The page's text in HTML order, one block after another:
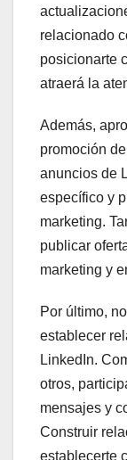
relacionado
posicionarte
atraerá la
Además,
promoción
anuncios de
específico y
marketing.
publicar
marketing y
Por último,
establecer
LinkedIn.
otros,
mensajes y
Construir
establecerte